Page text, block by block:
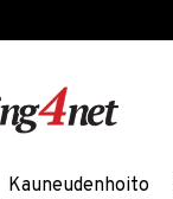
Kauneudenhoito